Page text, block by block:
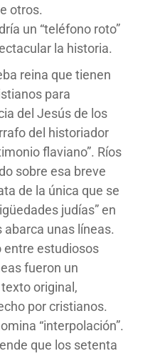
otros.
un “teléfono roto”
la historia.
reina que tienen
para
del Jesús de los
del historiador
flaviano”. Ríos
sobre esa breve
de la única que se
judías” en
unas líneas.
entre estudiosos
fueron un
original,
por cristianos.
“interpolación”.
que los setenta